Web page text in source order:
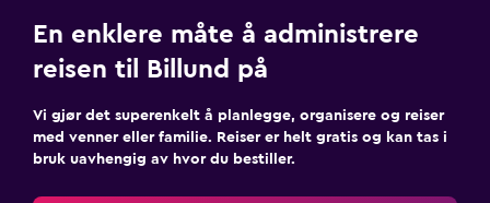
En enklere måte å administrere
reisen til Billund på
Vi gjør det superenkelt å planlegge, organisere og reiser
med venner eller familie. Reiser er helt gratis og kan tas i
bruk uavhengig av hvor du bestiller.